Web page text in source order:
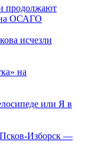
на ОСАГО
исчезли
на
или Я в
Изборск —